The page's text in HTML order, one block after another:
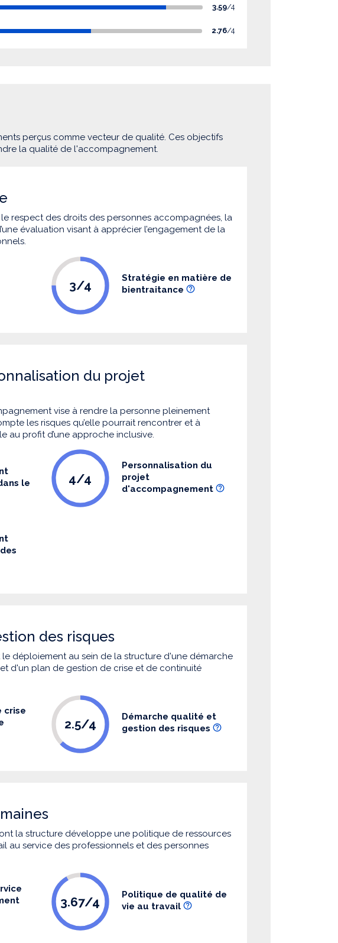
3.59/4
2.76/4
perçus comme vecteur de qualité. Ces objectifs
la qualité de l'accompagnement.
respect des droits des personnes accompagnées, la
évaluation visant à apprécier l’engagement de la
3/4
Stratégie en matière de
bientraitance
du projet
vise à rendre la personne pleinement
les risques qu’elle pourrait rencontrer et à
au profit d’une approche inclusive.
le
4/4
Personnalisation du
projet
d'accompagnement
des risques
le déploiement au sein de la structure d'une démarche
d'un plan de gestion de crise et de continuité
crise
2.5/4
Démarche qualité et
gestion des risques
la structure développe une politique de ressources
au service des professionnels et des personnes
3.67/4
Politique de qualité de
vie au travail